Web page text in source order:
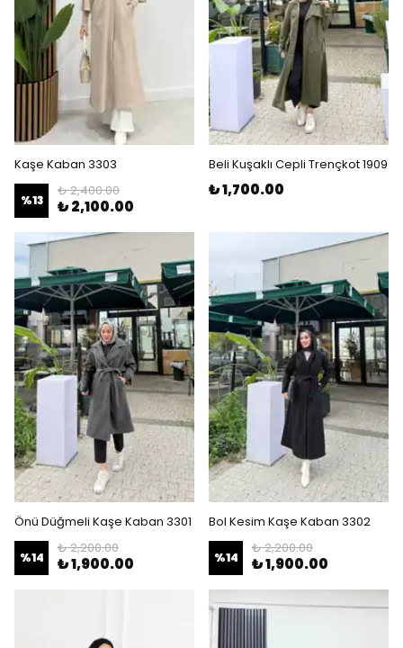
Kaşe Kaban 3303
%13
₺ 2,400.00
₺ 2,100.00
Beli Kuşaklı Cepli Trençkot 1909
₺ 1,700.00
Önü Düğmeli Kaşe Kaban 3301
%14
₺ 2,200.00
₺ 1,900.00
Bol Kesim Kaşe Kaban 3302
%14
₺ 2,200.00
₺ 1,900.00